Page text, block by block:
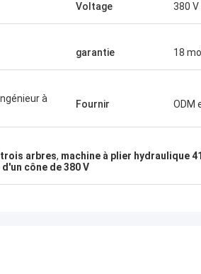
Voltage 380 V
garantie 18
à
Fournir ODM
trois arbres, machine à plier hydraulique
cône de 380 V